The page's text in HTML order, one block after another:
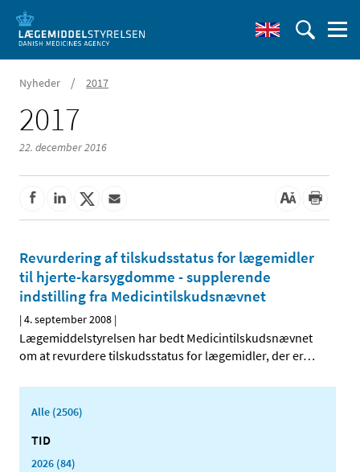
Nyheder / 2017
2017
22. december 2016
Revurdering af tilskudsstatus for lægemidler
til hjerte-karsygdomme - supplerende
indstilling fra Medicintilskudsnævnet
|4. september 2008 |
Lægemiddelstyrelsen har bedt Medicintilskudsnævnet
om at revurdere tilskudsstatus for lægemidler, der er…
Alle (2506)
TID
2026 (84)